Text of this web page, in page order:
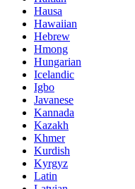
Hausa
Hawaiian
Hebrew
Hmong
Hungarian
Icelandic
Igbo
Javanese
Kannada
Kazakh
Khmer
Kurdish
Kyrgyz
Latin